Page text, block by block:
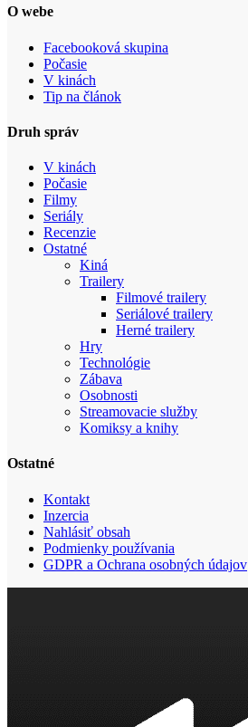
O webe
Facebooková skupina
Počasie
V kinách
Tip na článok
Druh správ
V kinách
Počasie
Filmy
Seriály
Recenzie
Ostatné
Kiná
Trailery
Filmové trailery
Seriálové trailery
Herné trailery
Hry
Technológie
Zábava
Osobnosti
Streamovacie služby
Komiksy a knihy
Ostatné
Kontakt
Inzercia
Nahlásiť obsah
Podmienky používania
GDPR a Ochrana osobných údajov